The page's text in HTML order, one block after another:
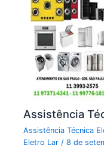
Assistência
Assistência Técnica
Eletro Lar/8 de